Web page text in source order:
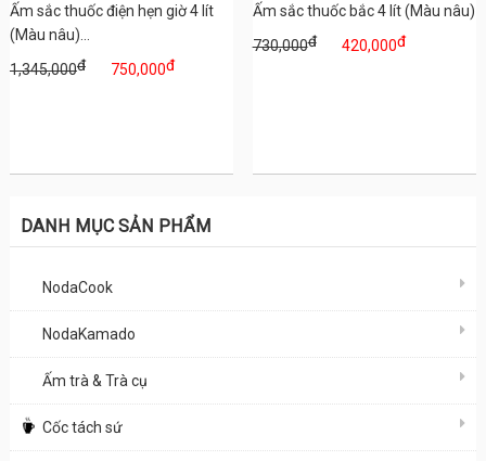
Ấm sắc thuốc điện hẹn giờ 4 lít
(Màu nâu)...
1,345,000đ 750,000đ
Ấm sắc thuốc bắc 4 lít (Màu nâu)
730,000đ 420,000đ
DANH MỤC SẢN PHẨM
NodaCook
NodaKamado
Ấm trà & Trà cụ
Cốc tách sứ